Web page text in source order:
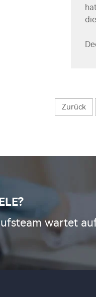
Zurück
wartet